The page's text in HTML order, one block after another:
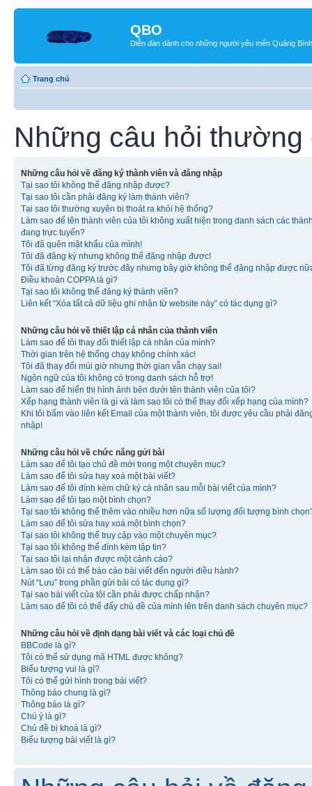
QBO
Diễn đàn dành cho những người yêu mến Quảng Bình
Trang chủ
Những câu hỏi thường
Những câu hỏi về đăng ký thành viên và đăng nhập
Tại sao tôi không thể đăng nhập được?
Tại sao tôi cần phải đăng ký làm thành viên?
Tại sao tôi thường xuyên bị thoát ra khỏi hệ thống?
Làm sao để tên thành viên của tôi không xuất hiện trong danh sách các
đang trực tuyến?
Tôi đã quên mật khẩu của mình!
Tôi đã đăng ký nhưng không thể đăng nhập được!
Tôi đã từng đăng ký trước đây nhưng bây giờ không thể đăng nhập được
Điều khoản COPPA là gì?
Tại sao tôi không thể đăng ký thành viên?
Liên kết “Xóa tất cả dữ liệu ghi nhận từ website này” có tác dụng gì?
Những câu hỏi về thiết lập cá nhân của thành viên
Làm sao để tôi thay đổi thiết lập cá nhân của mình?
Thời gian trên hệ thống chạy không chính xác!
Tôi đã thay đổi múi giờ nhưng thời gian vẫn chạy sai!
Ngôn ngữ của tôi không có trong danh sách hỗ trợ!
Làm sao để hiển thị hình ảnh bên dưới tên thành viên của tôi?
Xếp hạng thành viên là gì và làm sao tôi có thể thay đổi xếp hạng của mình?
Khi tôi bấm vào liên kết Email của một thành viên, tôi được yêu cầu phải
nhập!
Những câu hỏi về chức năng gửi bài
Làm sao để tôi tạo chủ đề mới trong một chuyên mục?
Làm sao để tôi sửa hay xoá một bài viết?
Làm sao để tôi đính kèm chữ ký cá nhân sau mỗi bài viết của mình?
Làm sao để tôi tạo một bình chọn?
Tại sao tôi không thể thêm vào nhiều hơn nữa số lượng đối tượng bình
Làm sao để tôi sửa hay xoá một bình chọn?
Tại sao tôi không thể truy cập vào một chuyên mục?
Tại sao tôi không thể đính kèm tập tin?
Tại sao tôi lại nhận được một cảnh cáo?
Làm sao tôi có thể báo cáo bài viết đến người điều hành?
Nút “Lưu” trong phần gửi bài có tác dụng gì?
Tại sao bài viết của tôi cần phải được chấp nhận?
Làm sao để tôi có thể đẩy chủ đề của mình lên trên danh sách chuyên mục?
Những câu hỏi về định dạng bài viết và các loại chủ đề
BBCode là gì?
Tôi có thể sử dụng mã HTML được không?
Biểu tượng vui là gì?
Tôi có thể gửi hình trong bài viết?
Thông báo chung là gì?
Thông báo là gì?
Chú ý là gì?
Chủ đề bị khoá là gì?
Biểu tượng bài viết là gì?